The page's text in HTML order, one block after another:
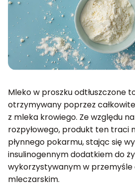
Mleko w proszku odtłuszczone
otrzymywany poprzez
z mleka krowiego. Ze względu
rozpyłowego, produkt ten traci
płynnego pokarmu, stając się
insulinogennym dodatkiem do
wykorzystywanym w przemyśle
mleczarskim.